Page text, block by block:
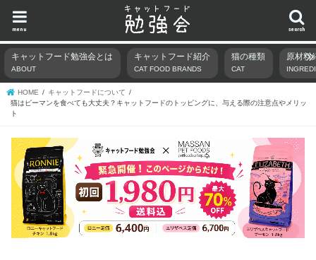
search
menu
キャットフード勉強会とは
ABOUT
キャットフード紹介
CAT FOOD BRANDS
猫の種類
CAT
原材料
HOME
キャットフードについて
猫はピーマンを食べても大丈夫？キャットフードのトッピングに、与える際の注意点やメリッ
ト